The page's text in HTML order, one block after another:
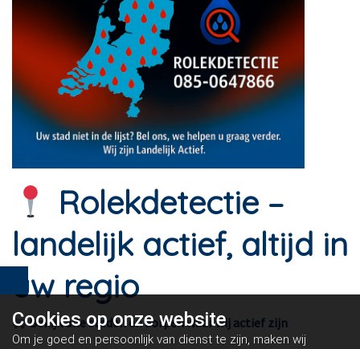
Rolekdetectie –
landelijk actief, altijd in
uw regio
Bekijk alle steden en dorpen waar wij actief zijn
Cookies oponze website
Om je goed en persoonlijk van dienst te zijn, maken wij